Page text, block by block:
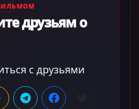
друзьям о
с друзьями